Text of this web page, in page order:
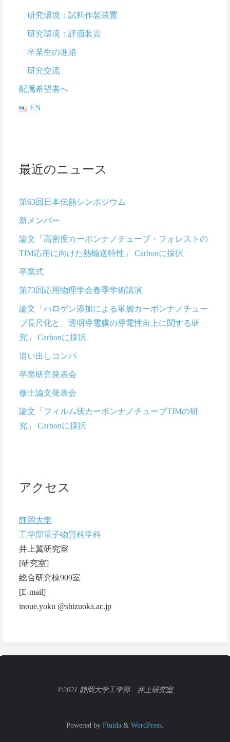
研究環境：試料作製装置
研究環境：評価装置
卒業生の進路
研究交流
配属希望者へ
EN
最近のニュース
第63回日本伝熱シンポジウム
新メンバー
論文「高密度カーボンナノチューブ・フォレストの
TIM応用に向けた熱輸送特性」 Carbonに採択
卒業式
第73回応用物理学会春季学術講演
論文「ハロゲン添加による単層カーボンナノチュー
ブ長尺化と、透明導電膜の導電性向上に関する研
究」 Carbonに採択
追い出しコンパ
卒業研究発表会
修士論文発表会
論文「フィルム状カーボンナノチューブTIMの研
究」 Carbonに採択
アクセス
静岡大学
工学部電子物質科学科
井上翼研究室
[研究室]
総合研究棟909室
[E-mail]
inoue.yoku @shizuoka.ac.jp
©2021 静岡大学工学部 井上研究室
Powered by Fluida & WordPress.